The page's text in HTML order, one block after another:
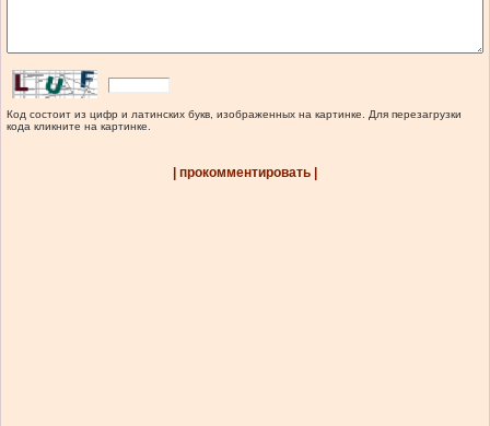
Код состоит из цифр и латинских букв, изображенных на картинке. Для перезагрузки
кода кликните на картинке.
| прокомментировать |